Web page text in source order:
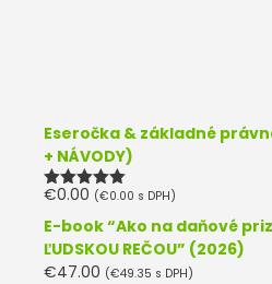
Eseročka & základné
+ NÁVODY)
Hodnotenie
€0.00 (€0.00 s DPH)
E-book “Ako na daňové
ĽUDSKOU REČOU” (2026)
€47.00 (€49.35 s DPH)